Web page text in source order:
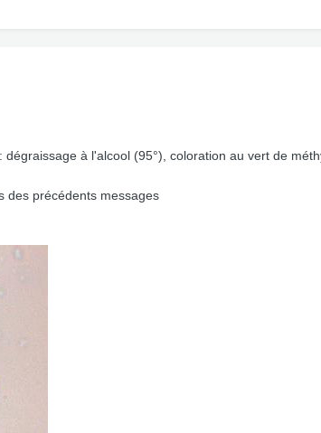
à l'alcool (95°), coloration au vert de
des précédents messages